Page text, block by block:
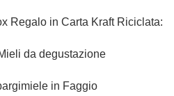
Regalo in Carta Kraft Riciclata:
da degustazione
in Faggio